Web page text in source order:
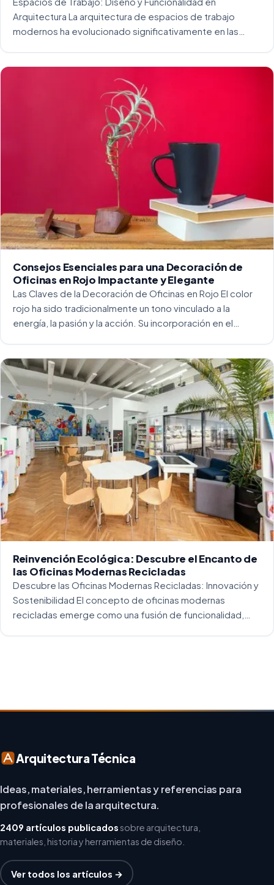
Arquitectura La arquitectura de espacios de trabajo
modernos ha evolucionado significativamente en las
Consejos Esenciales para una Decoración de
Oficinas en Rojo Impactante y Elegante
Las Claves de la Decoración de Oficinas en Rojo El color
rojo ha sido tradicionalmente un tono vinculado a la
energía, la pasión y la acción. Su incorporación en el
Reinvención Ecológica: Descubre el Encanto de
las Oficinas Modernas Recicladas
Descubre las Oficinas Modernas Recicladas: Innovación y
Sostenibilidad El concepto de oficinas modernas
recicladas emerge como una fusión de funcionalidad,
Arquitectura Técnica
Ideas, materiales, herramientas y referencias para
profesionales de la arquitectura.
2409 artículos publicadossobre arquitectura,
materiales, historia y herramientas de diseño.
Ver todos los artículos →